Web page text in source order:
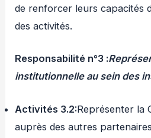
de renforcer leurs capacités
des activités.
Responsabilité n°3 :
institutionnelle au sein des
Activités 3.2:Représenter la
auprès des autres